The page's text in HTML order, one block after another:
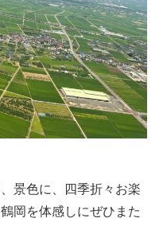
景色に、四季折々お楽
岡を体感しにぜひまた